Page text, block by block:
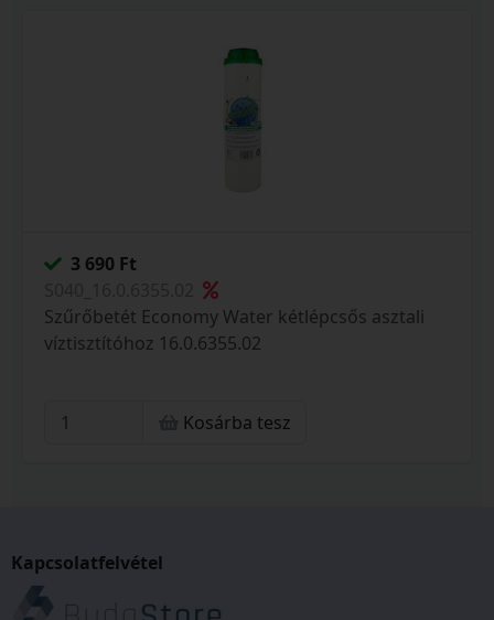
3 690 Ft
Szűrőbetét Economy Water kétlépcsős asztali
víztisztítóhoz 16.0.6355.02
Kosárba tesz
Kapcsolatfelvétel